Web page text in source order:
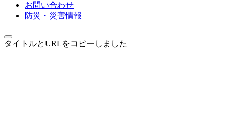
お問い合わせ
防災・災害情報
タイトルとURLをコピーしました